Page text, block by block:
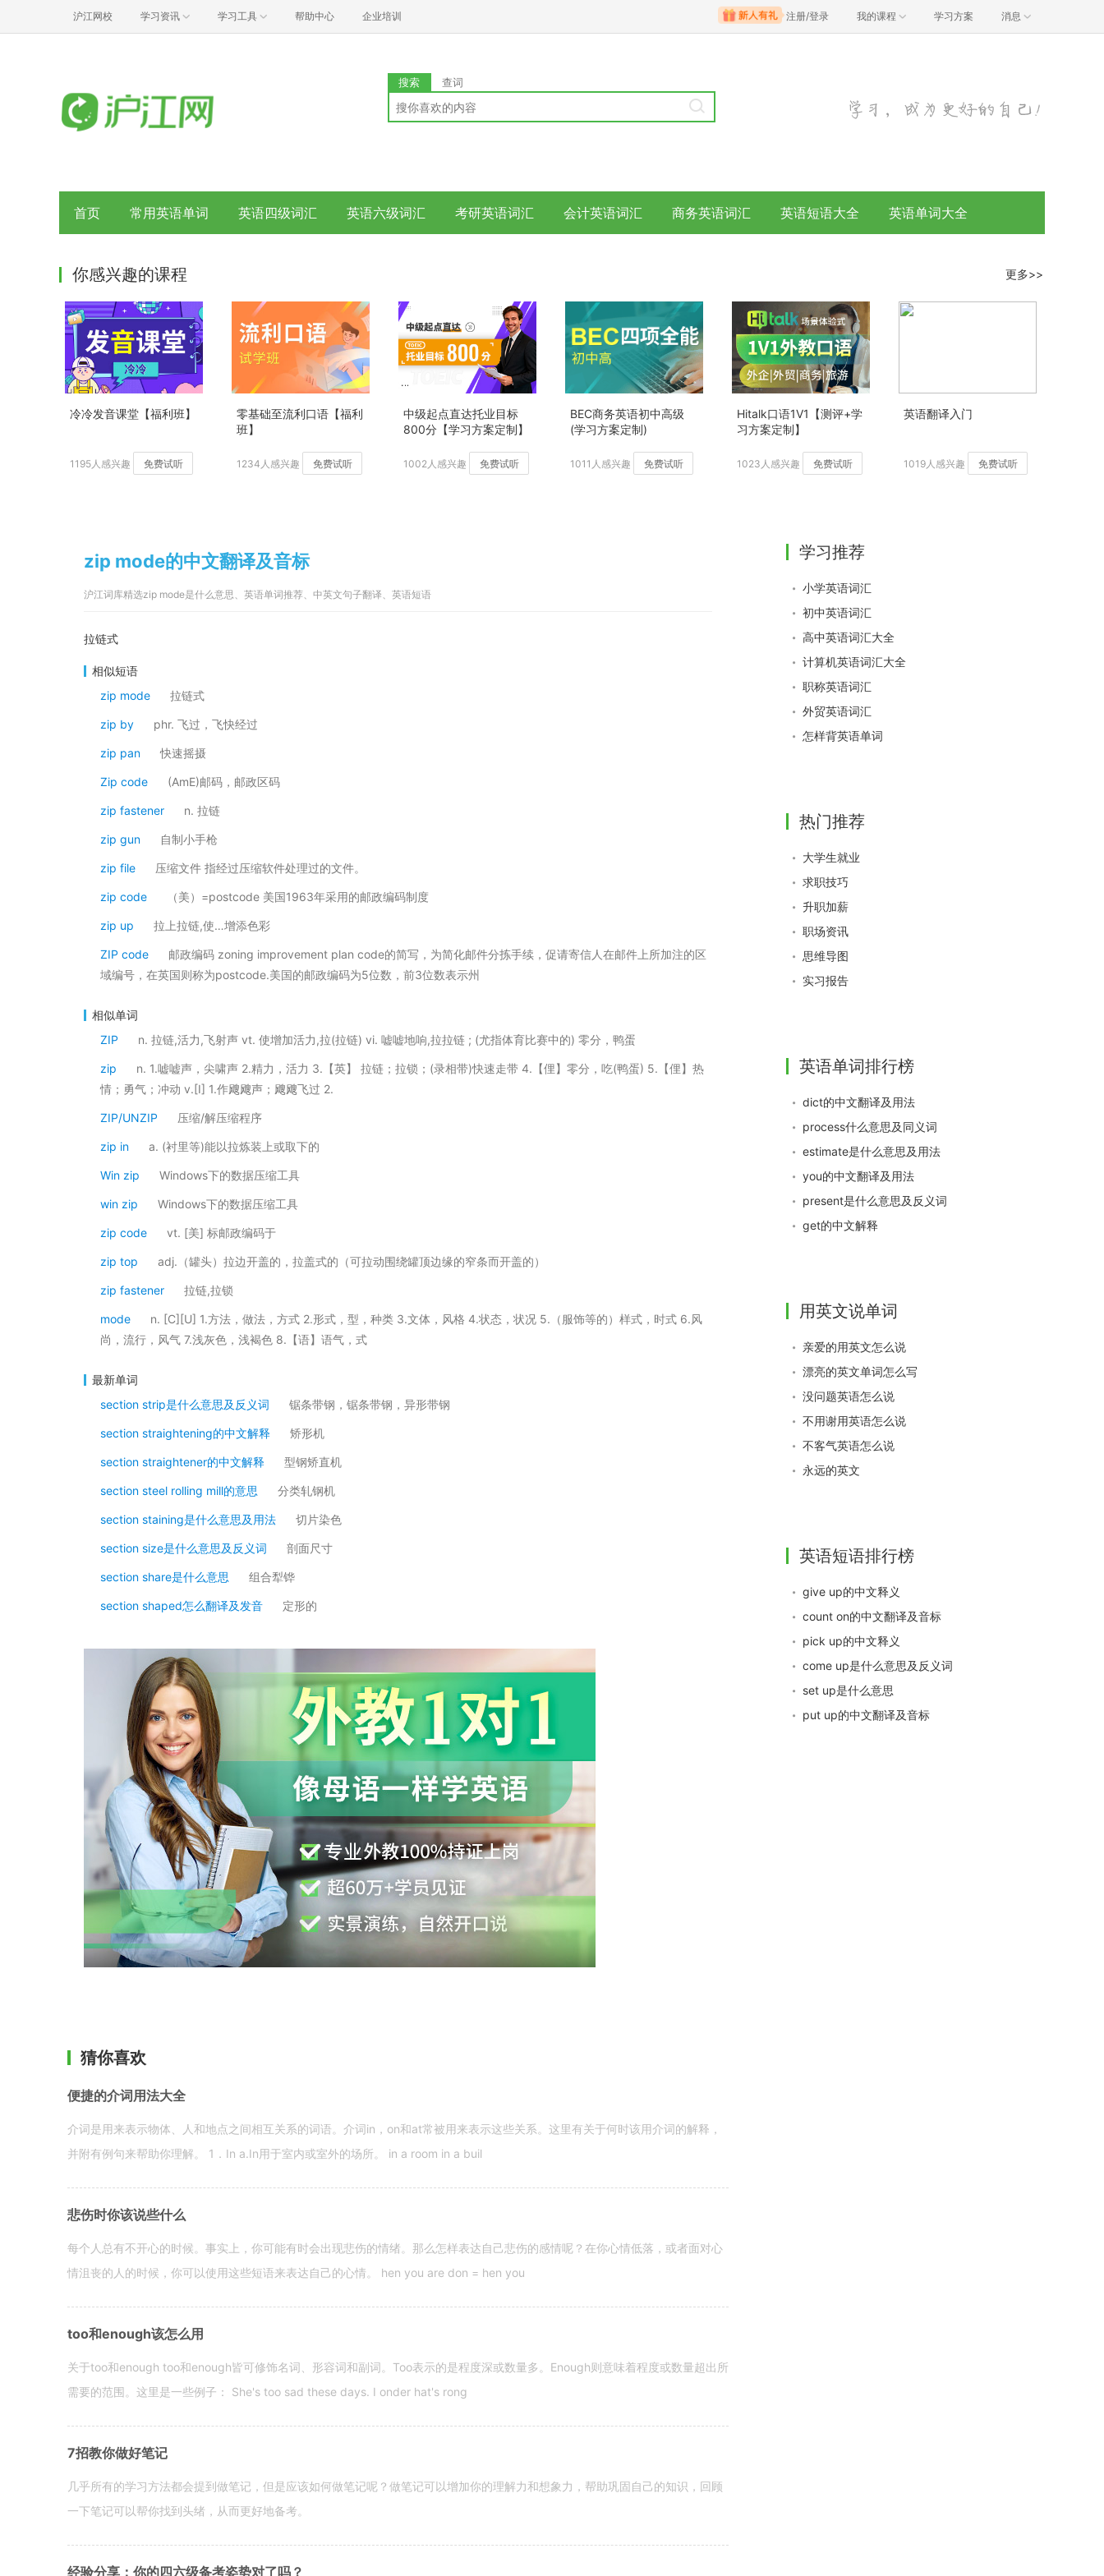
沪江网校 学习资讯 学习工具 帮助中心 企业培训 注册/登录 我的课程 学习方案 消息
搜索 查词
首页 常用英语单词 英语四级词汇 英语六级词汇 考研英语词汇 会计英语词汇 商务英语词汇 英语短语大全 英语单词大全
你感兴趣的课程 更多>>
冷冷发音课堂【福利班】
1195人感兴趣 免费试听
零基础至流利口语【福利
班】
1234人感兴趣 免费试听
中级起点直达托业目标
800分【学习方案定制】
1002人感兴趣 免费试听
BEC商务英语初中高级
(学习方案定制)
1011人感兴趣 免费试听
Hitalk口语1V1【测评+学
习方案定制】
1023人感兴趣 免费试听
英语翻译入门
1019人感兴趣 免费试听
zip mode的中文翻译及音标
沪江词库精选zip mode是什么意思、英语单词推荐、中英文句子翻译、英语短语
拉链式
相似短语
zip mode
拉链式
zip by phr. 飞过，飞快经过
zip pan 快速摇摄
Zip code (AmE)邮码，邮政区码
zip fastener n. 拉链
zip gun 自制小手枪
zip file 压缩文件 指经过压缩软件处理过的文件。
zip code （美）=postcode 美国1963年采用的邮政编码制度
zip up 拉上拉链,使…增添色彩
ZIP code
邮政编码 zoning improvement plan code的简写，为简化邮件分拣手续，促请寄信人在邮件上所加注的区
域编号，在英国则称为postcode.美国的邮政编码为5位数，前3位数表示州
相似单词
ZIP
n. 拉链,活力,飞射声 vt. 使增加活力,拉(拉链) vi. 嘘嘘地响,拉拉链 ; (尤指体育比赛中的) 零分，鸭蛋
zip
n. 1.嘘嘘声，尖啸声 2.精力，活力 3.【英】 拉链；拉锁；(录相带)快速走带 4.【俚】零分，吃(鸭蛋) 5.【俚】热
情；勇气；冲动 v.[I] 1.作飕飕声；飕飕飞过 2.
ZIP/UNZIP 压缩/解压缩程序
zip in a. (衬里等)能以拉炼装上或取下的
Win zip Windows下的数据压缩工具
win zip Windows下的数据压缩工具
zip code vt. [美] 标邮政编码于
zip top adj.（罐头）拉边开盖的，拉盖式的（可拉动围绕罐顶边缘的窄条而开盖的）
zip fastener 拉链,拉锁
mode
n. [C][U] 1.方法，做法，方式 2.形式，型，种类 3.文体，风格 4.状态，状况 5.（服饰等的）样式，时式 6.风
尚，流行，风气 7.浅灰色，浅褐色 8.【语】语气，式
最新单词
section strip是什么意思及反义词
锯条带钢，锯条带钢，异形带钢
section straightening的中文解释 矫形机
section straightener的中文解释 型钢矫直机
section steel rolling mill的意思 分类轧钢机
section staining是什么意思及用法 切片染色
section size是什么意思及反义词 剖面尺寸
section share是什么意思 组合犁铧
section shaped怎么翻译及发音 定形的
猜你喜欢
便捷的介词用法大全
介词是用来表示物体、人和地点之间相互关系的词语。介词in，on和at常被用来表示这些关系。这里有关于何时该用介词的解释，
并附有例句来帮助你理解。 1．In a.In用于室内或室外的场所。 in a room in a buil
悲伤时你该说些什么
每个人总有不开心的时候。事实上，你可能有时会出现悲伤的情绪。那么怎样表达自己悲伤的感情呢？在你心情低落，或者面对心
情沮丧的人的时候，你可以使用这些短语来表达自己的心情。 hen you are don = hen you
too和enough该怎么用
关于too和enough too和enough皆可修饰名词、形容词和副词。Too表示的是程度深或数量多。Enough则意味着程度或数量超出所
需要的范围。这里是一些例子： She's too sad these days. I onder hat's rong
7招教你做好笔记
几乎所有的学习方法都会提到做笔记，但是应该如何做笔记呢？做笔记可以增加你的理解力和想象力，帮助巩固自己的知识，回顾
一下笔记可以帮你找到头绪，从而更好地备考。
经验分享：你的四六级备考姿势对了吗？
学习推荐
小学英语词汇
初中英语词汇
高中英语词汇大全
计算机英语词汇大全
职称英语词汇
外贸英语词汇
怎样背英语单词
热门推荐
大学生就业
求职技巧
升职加薪
职场资讯
思维导图
实习报告
英语单词排行榜
dict的中文翻译及用法
process什么意思及同义词
estimate是什么意思及用法
you的中文翻译及用法
present是什么意思及反义词
get的中文解释
用英文说单词
亲爱的用英文怎么说
漂亮的英文单词怎么写
没问题英语怎么说
不用谢用英语怎么说
不客气英语怎么说
永远的英文
英语短语排行榜
give up的中文释义
count on的中文翻译及音标
pick up的中文释义
come up是什么意思及反义词
set up是什么意思
put up的中文翻译及音标